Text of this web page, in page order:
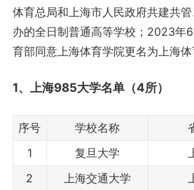
体育总局和上海市人民政府共建共
办的全日制普通高等学校；2023年
育部同意上海体育学院更名为上海体
1、上海985大学名单（4所）
序号 学校名称
1
复旦大学
2
上海交通大学